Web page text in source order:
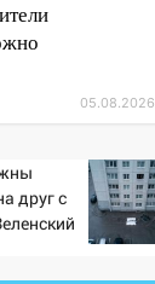
05.08.2026
друг с